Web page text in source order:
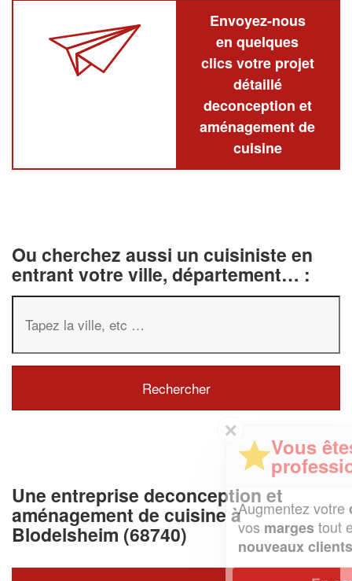
Envoyez-nous
en quelques
clics votre projet
détaillé
deconception et
aménagement de
cuisine
Ou cherchez aussi un cuisiniste en
entrant votre ville, département… :
Une entreprise deconception et
aménagement de cuisine à
Blodelsheim (68740)
Vous êtes un
professionnel ?
Augmentez votrechiffre d'affaireset
vosmargestout en gagnant de
nouveaux clients